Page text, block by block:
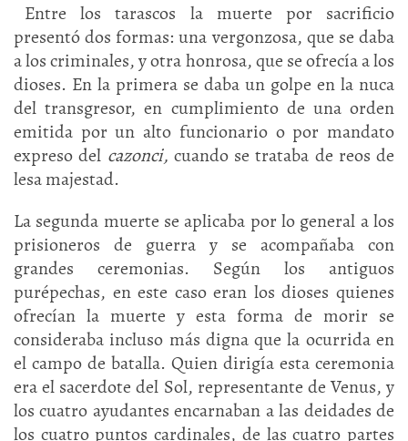
Entre los tarascos la muerte por sacrificio
presentó dos formas: una vergonzosa, que se daba
a los criminales, y otra honrosa, que se ofrecía a los
dioses. En la primera se daba un golpe en la nuca
del transgresor, en cumplimiento de una orden
emitida por un alto funcionario o por mandato
expreso del cazonci, cuando se trataba de reos de
lesa majestad.
La segunda muerte se aplicaba por lo general a los
prisioneros de guerra y se acompañaba con
grandes ceremonias. Según los antiguos
purépechas, en este caso eran los dioses quienes
ofrecían la muerte y esta forma de morir se
consideraba incluso más digna que la ocurrida en
el campo de batalla. Quien dirigía esta ceremonia
era el sacerdote del Sol, representante de Venus, y
los cuatro ayudantes encarnaban a las deidades de
los cuatro puntos cardinales, de las cuatro partes